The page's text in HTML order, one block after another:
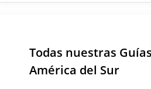
Todas nuestras
América del Sur